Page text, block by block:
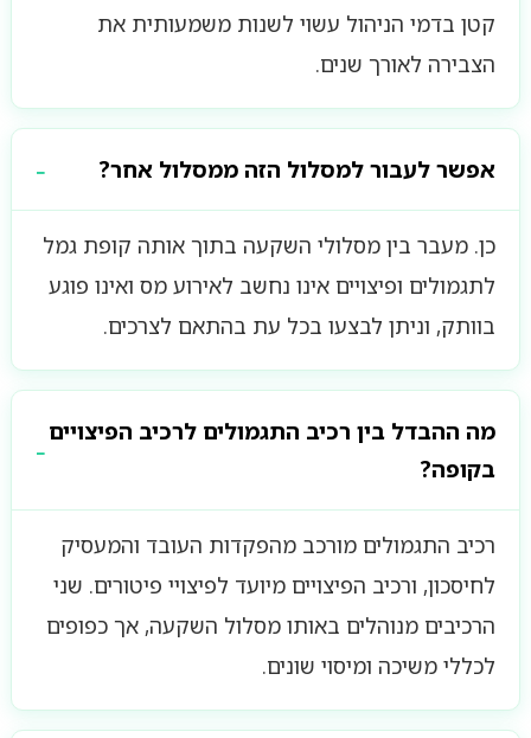
קטן בדמי הניהול עשוי לשנות משמעותית את
הצבירה לאורך שנים.
אפשר לעבור למסלול הזה ממסלול אחר?
כן. מעבר בין מסלולי השקעה בתוך אותה קופת גמל
לתגמולים ופיצויים אינו נחשב לאירוע מס ואינו פוגע
בוותק, וניתן לבצעו בכל עת בהתאם לצרכים.
מה ההבדל בין רכיב התגמולים לרכיב הפיצויים
בקופה?
רכיב התגמולים מורכב מהפקדות העובד והמעסיק
לחיסכון, ורכיב הפיצויים מיועד לפיצויי פיטורים. שני
הרכיבים מנוהלים באותו מסלול השקעה, אך כפופים
לכללי משיכה ומיסוי שונים.